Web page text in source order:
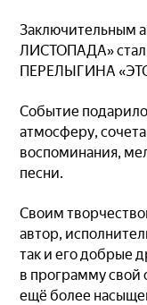
Заключительным
ЛИСТОПАДА» стал
ПЕРЕЛЫГИНА
Событие
атмосферу,
воспоминания,
песни.
Своим
автор,
так и его добрые
в программу свой
ещё более